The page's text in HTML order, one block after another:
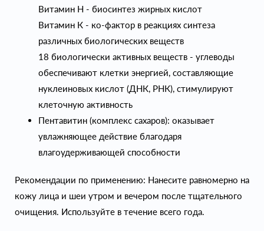
Витамин H - биосинтез жирных кислот
Витамин К - ко-фактор в реакциях синтеза
различных биологических веществ
18 биологически активных веществ - углеводы
обеспечивают клетки энергией, составляющие
нуклеиновых кислот (ДНК, РНК), стимулируют
клеточную активность
Пентавитин (комплекс сахаров): оказывает
увлажняющее действие благодаря
влагоудерживающей способности
Рекомендации по применению: Нанесите равномерно на
кожу лица и шеи утром и вечером после тщательного
очищения. Используйте в течение всего года.